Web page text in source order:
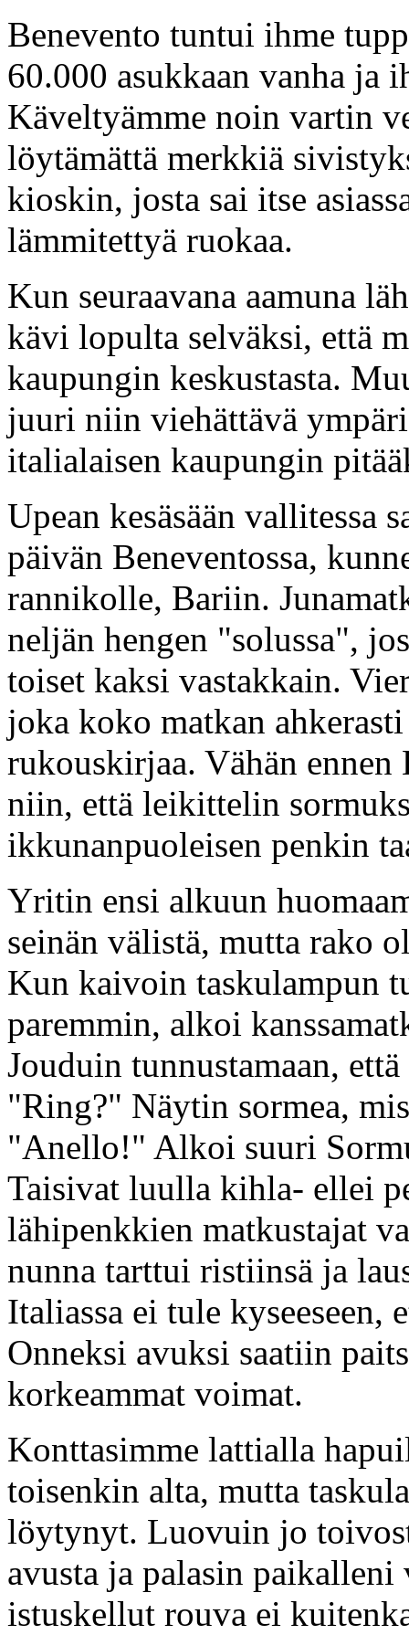
Benevento tuntui ihme
60.000 asukkaan vanha ja
Käveltyämme noin vartin
löytämättä merkkiä
kioskin, josta sai itse
lämmitettyä ruokaa.
Kun seuraavana aamuna
kävi lopulta selväksi, että
kaupungin keskustasta.
juuri niin viehättävä
italialaisen kaupungin
Upean kesäsään vallitessa
päivän Beneventossa,
rannikolle, Bariin.
neljän hengen "solussa",
toiset kaksi vastakkain.
joka koko matkan
rukouskirjaa. Vähän
niin, että leikittelin
ikkunanpuoleisen penkin
Yritin ensi alkuun
seinän välistä, mutta rako
Kun kaivoin taskulampun
paremmin, alkoi
Jouduin tunnustamaan,
"Ring?" Näytin sormea,
"Anello!" Alkoi suuri
Taisivat luulla kihla- ellei
lähipenkkien matkustajat
nunna tarttui ristiinsä ja
Italiassa ei tule kyseeseen,
Onneksi avuksi saatiin
korkeammat voimat.
Konttasimme lattialla
toisenkin alta, mutta
löytynyt. Luovuin jo
avusta ja palasin
istuskellut rouva ei